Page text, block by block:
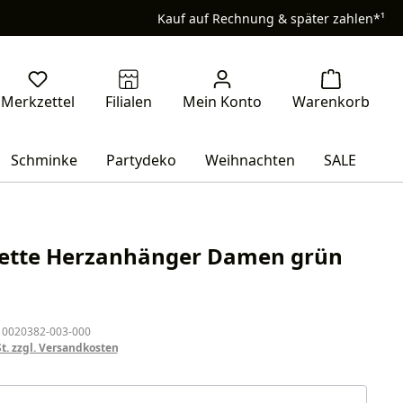
Kauf auf Rechnung & später zahlen*¹
Schminke Partydeko Weihnachten SALE
Herzanhänger Damen grün
003-000
zzgl. Versandkosten